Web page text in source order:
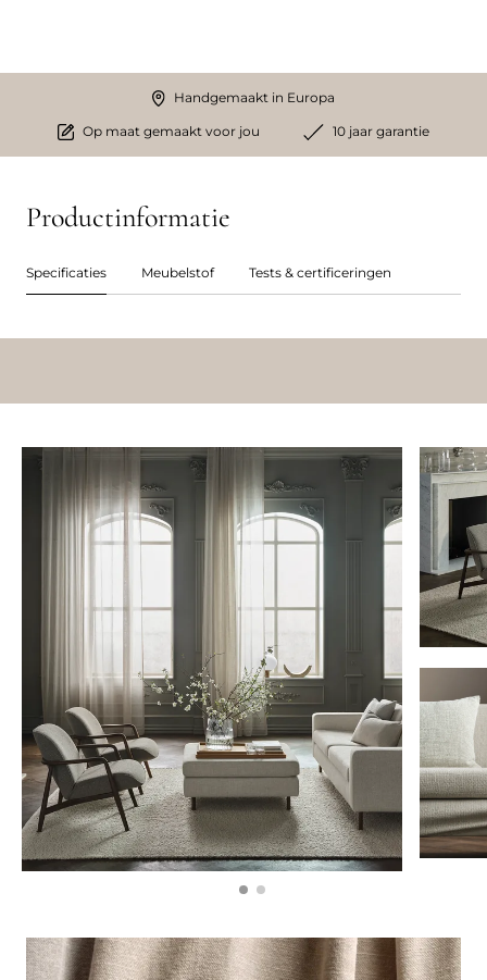
Handgemaakt in Europa
Op maat gemaakt voor jou 10 jaar garantie
Productinformatie
Specificaties Meubelstof Tests & certificeringen